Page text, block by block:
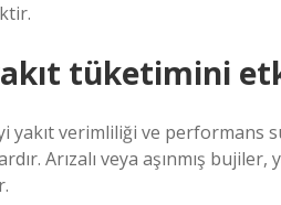
tüketimini
yakıt verimliliği ve performans
Arızalı veya aşınmış bujiler,